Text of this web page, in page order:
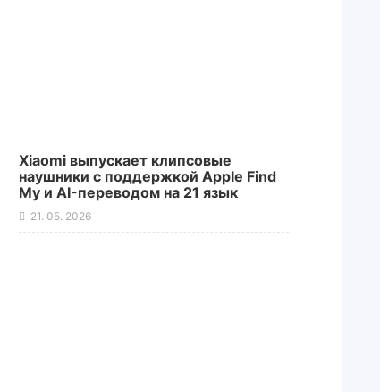
Xiaomi выпускает клипсовые
наушники с поддержкой Apple Find
My и AI-переводом на 21 язык
21. 05. 2026